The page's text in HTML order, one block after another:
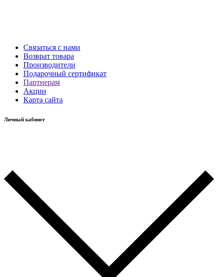
Связаться с нами
Возврат товара
Производители
Подарочный сертификат
Партнерам
Акции
Карта сайта
Личный кабинет